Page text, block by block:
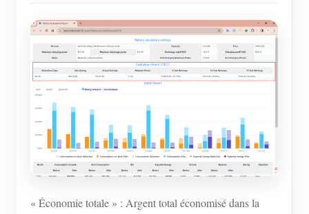
« Économie totale » : Argent total économisé dans la